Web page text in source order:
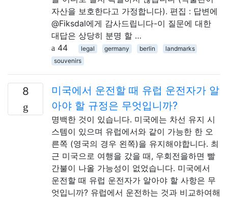
자산을 보호한다고 가정합니다). 편집 : 답변에
@Fiksdal에게 감사드립니다-이 질문에 대한
대답은 상당히 분명 할 …
44
legal germany berlin
landmarks
souvenirs
8
미국에서 운전할 때 유럽 운전자가 알
아야 할 규정은 무엇입니까?
명백한 것이 있습니다. 미국에는 차선 유지 시
스템이 있으며 유럽에서와 같이 가능한 한 오
른쪽 (영국의 경우 왼쪽)을 유지해야합니다. 최
근 미국으로 여행을 갔을 ​​때, 우회전을하면 빨
간불이 나올 가능성이 없었습니다. 미국에서
운전할 때 유럽 운전자가 알아야 할 사항은 무
엇입니까? 유럽에서 운전하는 것과 비교하여해